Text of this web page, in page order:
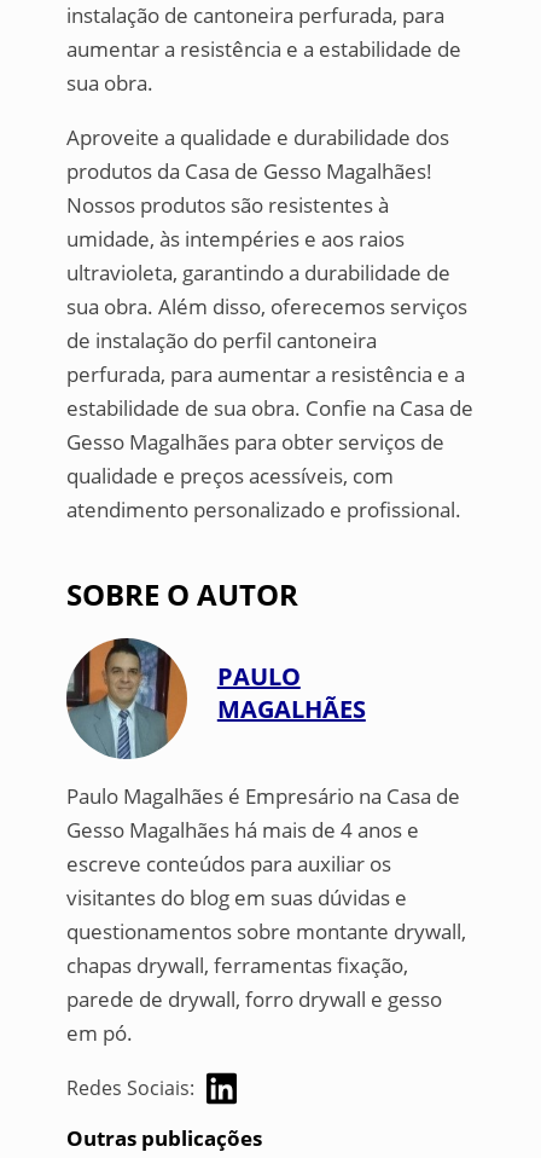
instalação de cantoneira perfurada, para
aumentar a resistência e a estabilidade de
sua obra.
Aproveite a qualidade e durabilidade dos
produtos da Casa de Gesso Magalhães!
Nossos produtos são resistentes à
umidade, às intempéries e aos raios
ultravioleta, garantindo a durabilidade de
sua obra. Além disso, oferecemos serviços
de instalação do perfil cantoneira
perfurada, para aumentar a resistência e a
estabilidade de sua obra. Confie na Casa de
Gesso Magalhães para obter serviços de
qualidade e preços acessíveis, com
atendimento personalizado e profissional.
SOBRE O AUTOR
PAULO
MAGALHÃES
Paulo Magalhães é Empresário na Casa de
Gesso Magalhães há mais de 4 anos e
escreve conteúdos para auxiliar os
visitantes do blog em suas dúvidas e
questionamentos sobre montante drywall,
chapas drywall, ferramentas fixação,
parede de drywall, forro drywall e gesso
em pó.
Redes Sociais:
Outras publicações